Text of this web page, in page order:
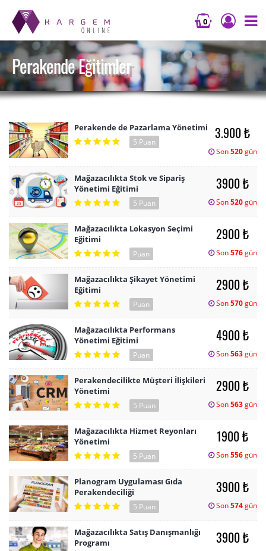
0
Perakende Eğitimler
Perakende de Pazarlama Yönetimi
5 Puan
3.900 ₺
Son520gün
Mağazacılıkta Stok ve Sipariş
Yönetimi Eğitimi
5 Puan
3900 ₺
Son520gün
Mağazacılıkta Lokasyon Seçimi
Eğitimi
Puan
2900 ₺
Son576gün
Mağazacılıkta Şikayet Yönetimi
Eğitimi
Puan
2900 ₺
Son570gün
Mağazacılıkta Performans
Yönetimi Eğitimi
Puan
4900 ₺
Son563gün
Perakendecilikte Müşteri İlişkileri
Yönetimi
5 Puan
2900 ₺
Son563gün
Mağazacılıkta Hizmet Reyonları
Yönetimi
5 Puan
1900 ₺
Son556gün
Planogram Uygulaması Gıda
Perakendeciliği
5 Puan
3900 ₺
Son574gün
Mağazacılıkta Satış Danışmanlığı
Programı
3900 ₺